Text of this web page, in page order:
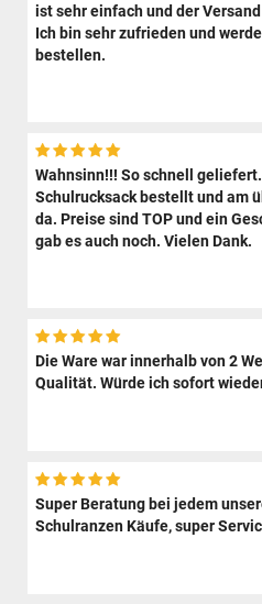
ist sehr einfach und der
Ich bin sehr zufrieden und
bestellen.
Wahnsinn!!! So schnell
Schulrucksack bestellt und am
da. Preise sind TOP und ein
gab es auch noch. Vielen Dank.
Die Ware war innerhalb von 2
Qualität. Würde ich sofort
Super Beratung bei jedem
Schulranzen Käufe, super